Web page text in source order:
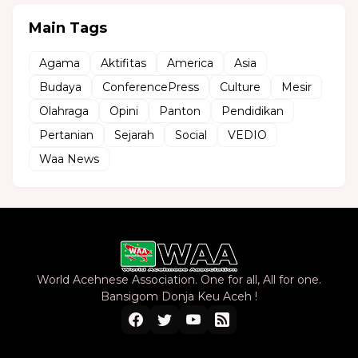
Main Tags
Agama Aktifitas America
Asia
Budaya
ConferencePress Culture
Mesir
Olahraga
Opini Panton
Pendidikan
Pertanian
Sejarah Social
VEDIO
Waa News
World Acehnese Association. One for all, All for one.
Bansigom Donja Keu Aceh !